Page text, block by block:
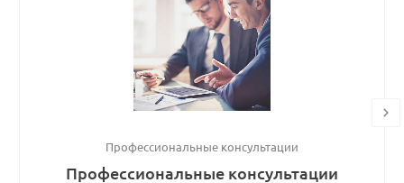
Профессиональные консультации
Профессиональные консультации